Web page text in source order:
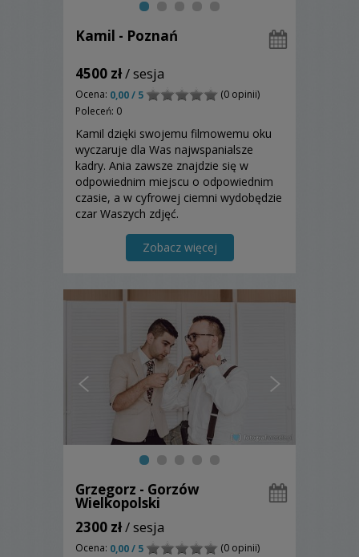
Kamil - Poznań
4500 zł/ sesja
Ocena: 0,00 / 5
(0 opinii)
Poleceń: 0
Kamil dzięki swojemu filmowemu oku
wyczaruje dla Was najwspanialsze
kadry. Ania zawsze znajdzie się w
odpowiednim miejscu o odpowiednim
czasie, a w cyfrowej ciemni wydobędzie
czar Waszych zdjęć.
Zobacz więcej
Grzegorz - Gorzów
Wielkopolski
2300 zł/ sesja
Ocena: 0,00 / 5
(0 opinii)